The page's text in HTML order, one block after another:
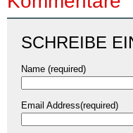
SCHREIBE
Name (required)
Email Address(required)